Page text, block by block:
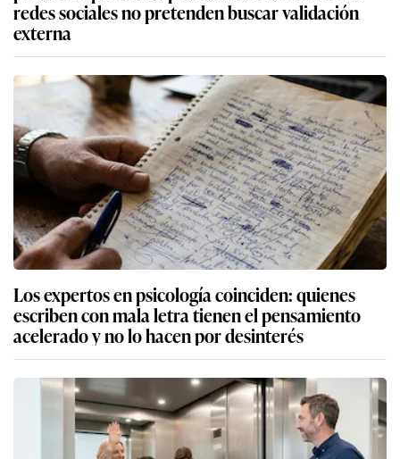
redes sociales no pretenden buscar validación
externa
Los expertos en psicología coinciden: quienes
escriben con mala letra tienen el pensamiento
acelerado y no lo hacen por desinterés